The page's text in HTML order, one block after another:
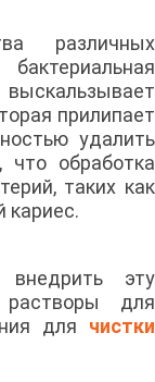
различных
прилипает
удалить
что обработка
таких как
эту
для
для чистки